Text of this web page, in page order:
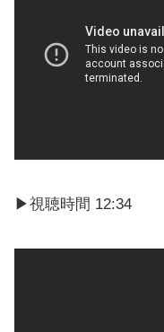
▶視聴時間 12:34